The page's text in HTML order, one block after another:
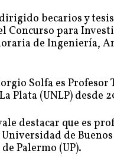
becarios y
Concurso para
de Ingeniería,
Solfa es
Plata (UNLP) desde
destacar que es
Universidad de
Palermo (UP).